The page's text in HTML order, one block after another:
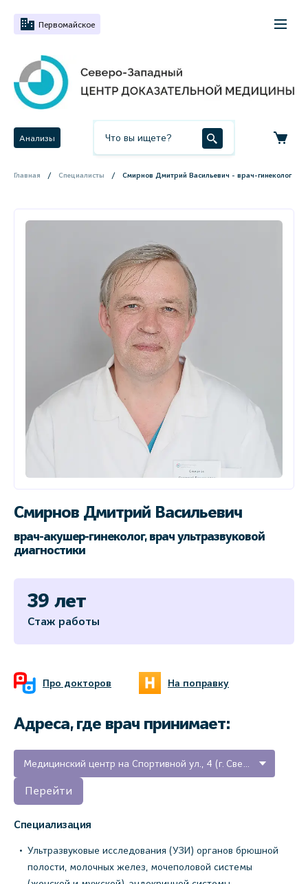
Первомайское
Анализы
Главная Специалисты Смирнов Дмитрий Васильевич - врач-гинеколог
Смирнов Дмитрий Васильевич
врач-акушер-гинеколог, врач ультразвуковой
диагностики
39 лет
Стаж работы
Про докторов На поправку
Адреса, где врач принимает:
Медицинский центр на Спортивной ул., 4 (г. Светогорск, Ленинградская область)
Перейти
Специализация
Ультразвуковые исследования (УЗИ) органов брюшной
полости, молочных желез, мочеполовой системы